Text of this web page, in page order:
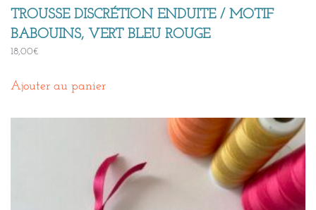
TROUSSE DISCRÉTION ENDUITE / MOTIF
BABOUINS, VERT BLEU ROUGE
18,00€
Ajouter au panier